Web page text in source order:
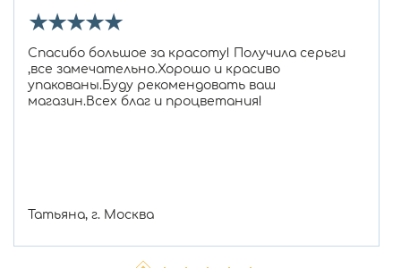
★★★★★
Спасибо большое за красоту! Получила серьги
,все замечательно.Хорошо и красиво
упакованы.Буду рекомендовать ваш
магазин.Всех благ и процветания!
Татьяна, г. Москва